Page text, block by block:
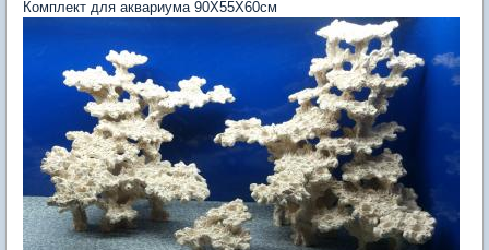
Комплект для аквариума 90Х55Х60см